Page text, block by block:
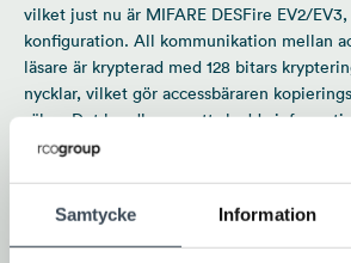
Samtycke Information
vilket just nu är MIFARE DESFire EV2/EV3,
konfiguration. All kommunikation mellan
läsare är krypterad med 128 bitars
nycklar, vilket gör accessbäraren
säker. Det handlar om att skydda
den läslig för behöriga.
omvandlas till ett oläsligt format för att
obehörig åtkomst. Endast den som har rätt